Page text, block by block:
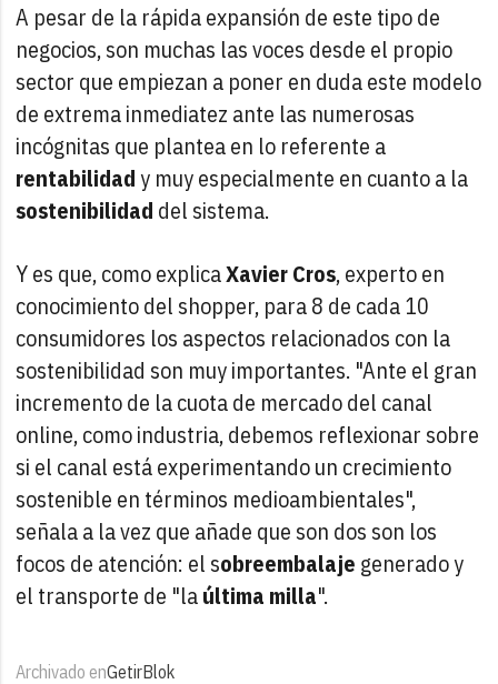
A pesar de la rápida expansión de este tipo de
negocios, son muchas las voces desde el propio
sector que empiezan a poner en duda este modelo
de extrema inmediatez ante las numerosas
incógnitas que plantea en lo referente a
rentabilidady muy especialmente en cuanto a la
sostenibilidad del sistema.
Y es que, como explicaXavier Cros, experto en
conocimiento del shopper, para 8 de cada 10
consumidores los aspectos relacionados con la
sostenibilidad son muy importantes. "Ante el gran
incremento de la cuota de mercado del canal
online, como industria, debemos reflexionar sobre
si el canal está experimentando un crecimiento
sostenible en términos medioambientales",
señala a la vez que añade que son dos son los
focos de atención: el sobreembalaje generado y
el transporte de "laúltima milla".
Archivado enGetirBlok